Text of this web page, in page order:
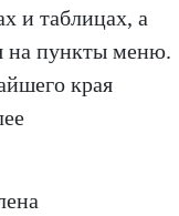
и таблицах, а
на пункты меню.
края